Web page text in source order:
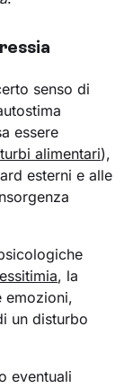
senso di
essere
alimentari),
esterni e alle
, la
emozioni,
un disturbo
eventuali